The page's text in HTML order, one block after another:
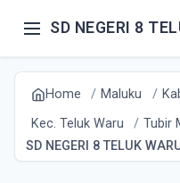
SD NEGERI 8
Home Maluku
Kec. Teluk Waru
Tubir
SD NEGERI 8 TELUK